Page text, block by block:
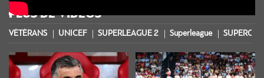
PLUS DE VIDÉOS
VÉTÉRANS UNICEF SUPERLEAGUE 2 Superleague